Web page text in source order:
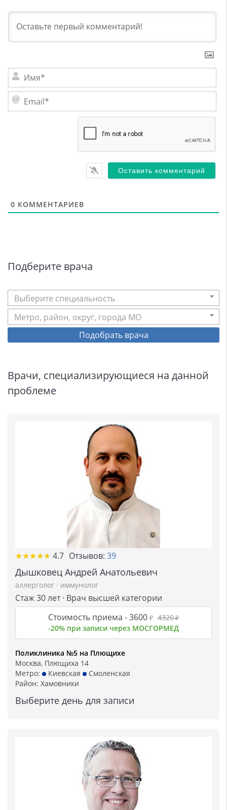
0 КОММЕНТАРИЕВ
Подберите врача
Выберите специальность
Метро, район, округ, города МО
Подобрать врача
Врачи, специализирующиеся на данной
проблеме
★★★★★
★★★★★ 4.7 Отзывов: 39
Дышковец Андрей Анатольевич
аллерголог · иммунолог
Стаж 30 лет · Врач высшей категории
Стоимость приема -3600 ₽ 4320₽
-20% при записи через МОСГОРМЕД
Поликлиника №5 на Плющихе
Москва, Плющиха 14
Метро:
Киевская
Смоленская
Район: Хамовники
Выберите день для записи